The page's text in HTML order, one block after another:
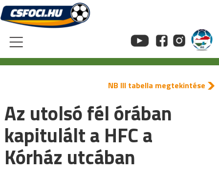
Skip
to
content
NB III tabella megtekintése
Az utolsó fél órában
kapitulált a HFC a
Kórház utcában